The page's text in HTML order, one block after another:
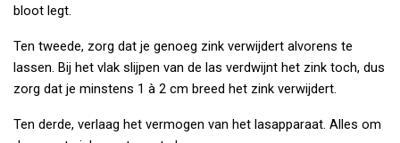
bloot legt.
Ten tweede, zorg dat je genoeg zink verwijdert alvorens te
lassen. Bij het vlak slijpen van de las verdwijnt het zink toch, dus
zorg dat je minstens 1 à 2 cm breed het zink verwijdert.
Ten derde, verlaag het vermogen van het lasapparaat. Alles om